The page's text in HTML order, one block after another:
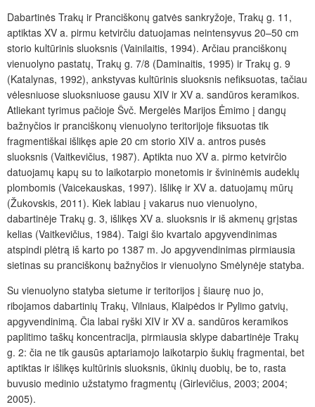
Dabartinės Trakų ir Pranciškonų gatvės sankryžoje, Trakų g. 11,
aptiktas XV a. pirmu ketvirčiu datuojamas neintensyvus 20–50 cm
storio kultūrinis sluoksnis (Vainilaitis, 1994). Arčiau pranciškonų
vienuolyno pastatų, Trakų g. 7/8 (Daminaitis, 1995) ir Trakų g. 9
(Katalynas, 1992), ankstyvas kultūrinis sluoksnis nefiksuotas, tačiau
vėlesniuose sluoksniuose gausu XIV ir XV a. sandūros keramikos.
Atliekant tyrimus pačioje Švč. Mergelės Marijos Ėmimo į dangų
bažnyčios ir pranciškonų vienuolyno teritorijoje fiksuotas tik
fragmentiškai išlikęs apie 20 cm storio XIV a. antros pusės
sluoksnis (Vaitkevičius, 1987). Aptikta nuo XV a. pirmo ketvirčio
datuojamų kapų su to laikotarpio monetomis ir švininėmis audeklų
plombomis (Vaicekauskas, 1997). Išlikę ir XV a. datuojamų mūrų
(Žukovskis, 2011). Kiek labiau į vakarus nuo vienuolyno,
dabartinėje Trakų g. 3, išlikęs XV a. sluoksnis ir iš akmenų grįstas
kelias (Vaitkevičius, 1984). Taigi šio kvartalo apgyvendinimas
atspindi plėtrą iš karto po 1387 m. Jo apgyvendinimas pirmiausia
sietinas su pranciškonų bažnyčios ir vienuolyno Smėlynėje statyba.
Su vienuolyno statyba sietume ir teritorijos į šiaurę nuo jo,
ribojamos dabartinių Trakų, Vilniaus, Klaipėdos ir Pylimo gatvių,
apgyvendinimą. Čia labai ryški XIV ir XV a. sandūros keramikos
paplitimo taškų koncentracija, pirmiausia sklype dabartinėje Trakų
g. 2: čia ne tik gausūs aptariamojo laikotarpio šukių fragmentai, bet
aptiktas ir išlikęs kultūrinis sluoksnis, ūkinių duobių, be to, rasta
buvusio medinio užstatymo fragmentų (Girlevičius, 2003; 2004;
2005).